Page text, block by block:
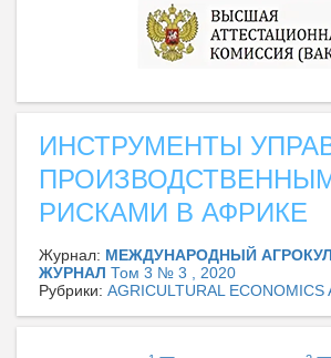
ИНСТРУМЕНТЫ
РИСКАМИ В АФРИКЕ
Журнал: МЕЖДУНАРОДНЫЙ
ЖУРНАЛ Том 3 № 3 , 2020
Рубрики: AGRICULTURAL ECONOMICS